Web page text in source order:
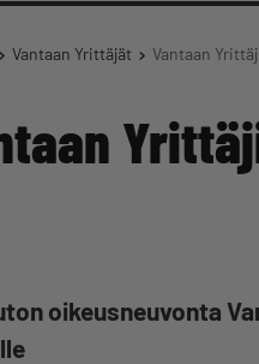
Vantaan Yrittäjät Vantaan
oikeusneuvonta